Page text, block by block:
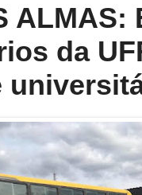
ALMAS:
da